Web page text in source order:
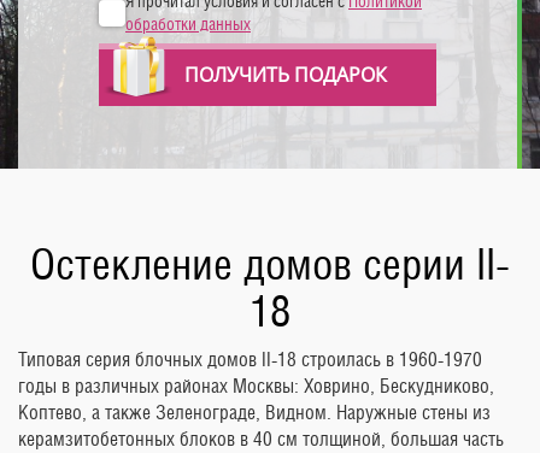
обработки данных
ПОЛУЧИТЬ ПОДАРОК
Остекление домов серии II-
18
Типовая серия блочных домов II-18 строилась в 1960-1970
годы в различных районах Москвы: Ховрино, Бескудниково,
Коптево, а также Зеленограде, Видном. Наружные стены из
керамзитобетонных блоков в 40 см толщиной, большая часть